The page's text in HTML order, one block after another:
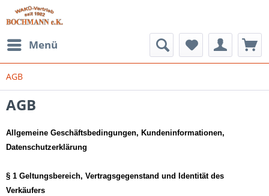
Menü
AGB
AGB
Allgemeine Geschäftsbedingungen, Kundeninformationen,
Datenschutzerklärung
§ 1 Geltungsbereich, Vertragsgegenstand und Identität des
Verkäufers